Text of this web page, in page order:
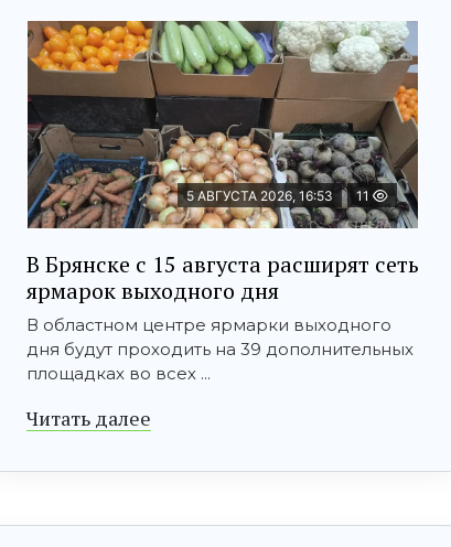
5 АВГУСТА 2026, 16:53 11
В Брянске с 15 августа расширят сеть
ярмарок выходного дня
В областном центре ярмарки выходного
дня будут проходить на 39 дополнительных
площадках во всех ...
Читать далее